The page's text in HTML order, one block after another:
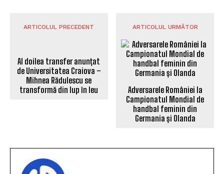
ARTICOLUL PRECEDENT ARTICOLUL URMĂTOR
Adversarele României la
Campionatul Mondial de
handbal feminin din
Germania și Olanda